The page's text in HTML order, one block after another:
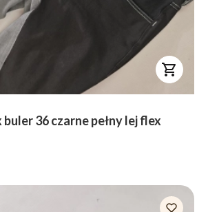
Bryczesy felix buler 36 czarne pełny lej flex